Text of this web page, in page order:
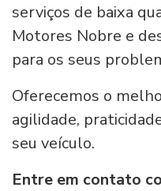
serviços de baixa
Motores Nobre e
para os seus
Oferecemos o
agilidade,
seu veículo.
Entre em contato